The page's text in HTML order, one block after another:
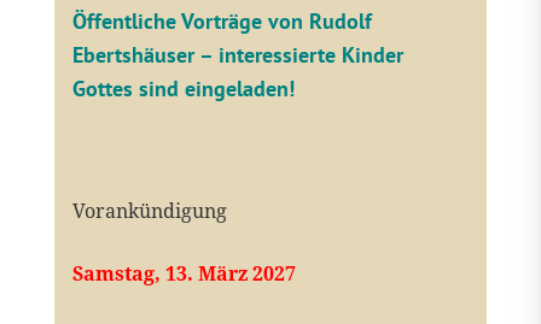
Öffentliche Vorträge von Rudolf
Ebertshäuser – interessierte Kinder
Gottes sind eingeladen!
Vorankündigung
Samstag, 13. März 2027